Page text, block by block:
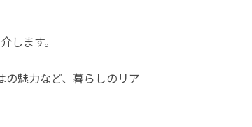
します。
魅力など、暮らしのリア